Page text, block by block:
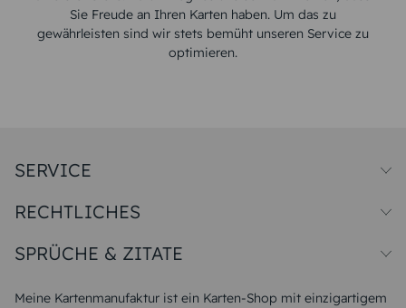
Sie Freude an Ihren Karten haben. Um das zu
gewährleisten sind wir stets bemüht unseren Service zu
optimieren.
Meine Kartenmanufaktur ist ein Karten-Shop mit einzigartigem
SERVICE
Papiersorten
Unsere Produktion
Magazin
FAQ
RECHTLICHES
Widerrufsbelehrung
SPRÜCHE & ZITATE
Liebeskummer Sprüche